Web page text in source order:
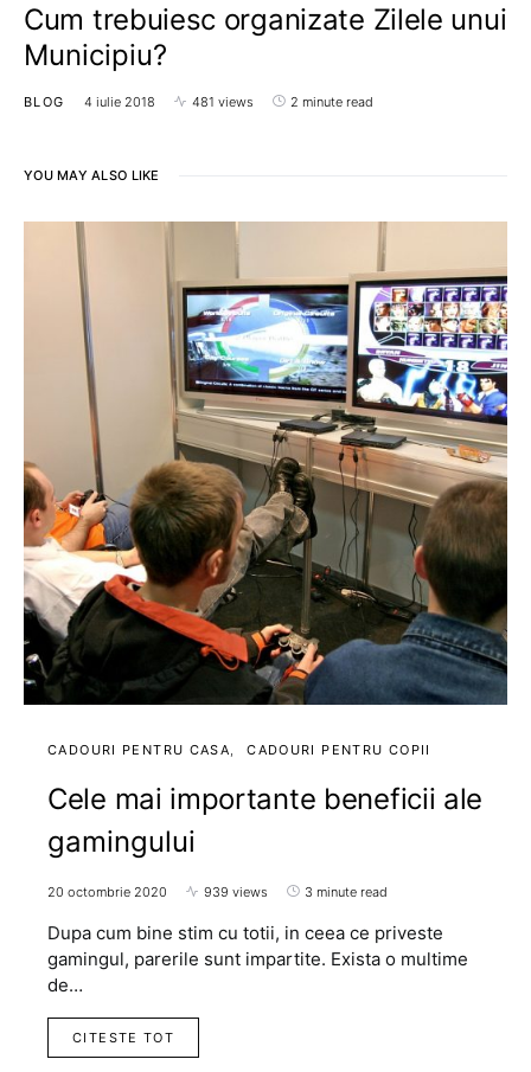
Cum trebuiesc organizate Zilele unui
Municipiu?
BLOG 4 iulie 2018 481 views 2 minute read
YOU MAY ALSO LIKE
CADOURI PENTRU CASA CADOURI PENTRU COPII
Cele mai importante beneficii ale
gamingului
20 octombrie 2020 939 views 3 minute read
Dupa cum bine stim cu totii, in ceea ce priveste
gamingul, parerile sunt impartite. Exista o multime
de…
CITESTE TOT